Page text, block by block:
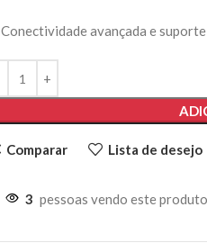
Conectividade avançada e
Comparar Lista de desejo
3 pessoas vendo este